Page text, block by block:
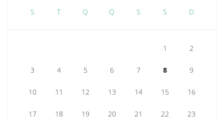
S T Q Q S S D
1 2
3 4 5 6 7 8 9
10 11 12 13 14 15 16
17 18 19 20 21 22 23